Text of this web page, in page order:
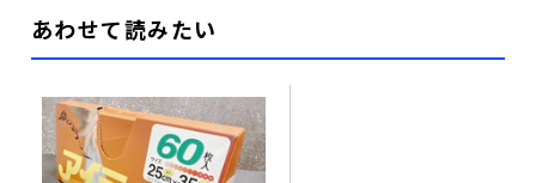
あわせて読みたい